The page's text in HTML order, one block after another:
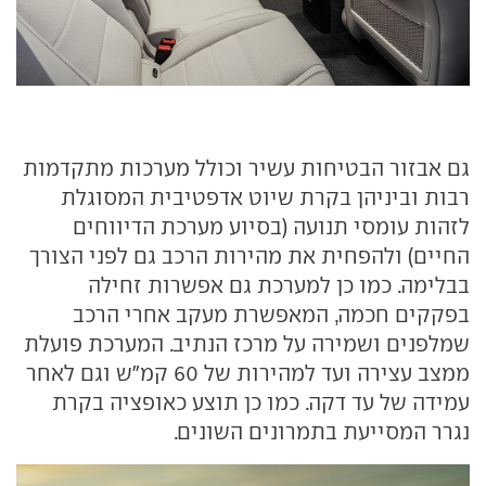
גם אבזור הבטיחות עשיר וכולל מערכות מתקדמות
רבות וביניהן בקרת שיוט אדפטיבית המסוגלת
לזהות עומסי תנועה (בסיוע מערכת הדיווחים
החיים) ולהפחית את מהירות הרכב גם לפני הצורך
בבלימה. כמו כן למערכת גם אפשרות זחילה
בפקקים חכמה, המאפשרת מעקב אחרי הרכב
שמלפנים ושמירה על מרכז הנתיב. המערכת פועלת
ממצב עצירה ועד למהירות של 60 קמ"ש וגם לאחר
עמידה של עד דקה. כמו כן תוצע כאופציה בקרת
נגרר המסייעת בתמרונים השונים.